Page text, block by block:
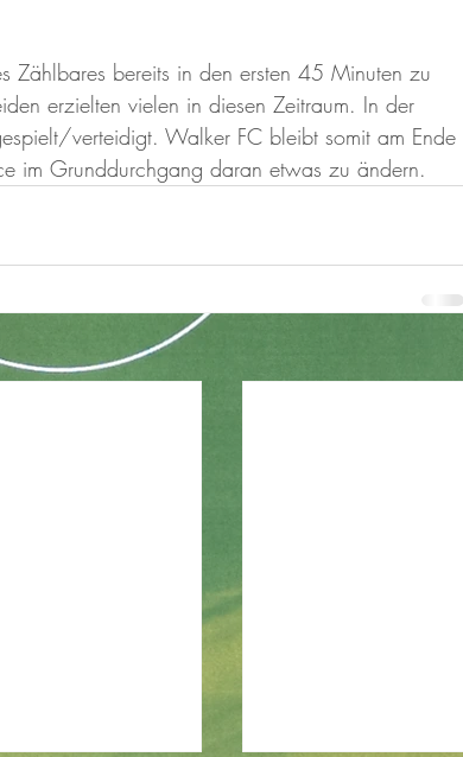
Zählbares bereits in den ersten 45 Minuten zu
erzielten vielen in diesen Zeitraum. In der
verteidigt. Walker FC bleibt somit am Ende
im Grunddurchgang daran etwas zu ändern.